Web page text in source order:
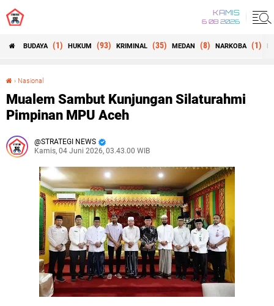
KAMIS
6 08 2026
BUDAYA (1) HUKUM (93) KRIMINAL (35) MEDAN (8) NARKOBA (1)
› Nasional
Mualem Sambut Kunjungan Silaturahmi
Pimpinan MPU Aceh ‎
STRATEGI NEWS
Kamis, 04 Juni 2026, 03.43.00 WIB